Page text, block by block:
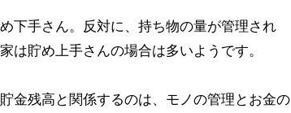
下手さん。反対に、持ち物の量が管理され
は貯め上手さんの場合は多いようです。
金残高と関係するのは、モノの管理とお金の